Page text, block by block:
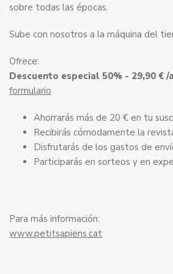
sobre todas las épocas.
Sube con nosotros a la máquina del
Ofrece:
Descuento especial 50% - 29,90 € /
formulario
Ahorrarás más de 20 € en tu
Recibirás cómodamente la
Disfrutarás de los gastos de
Participarás en sorteos y en
Para más información:
www.petitsapiens.cat